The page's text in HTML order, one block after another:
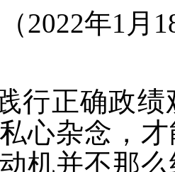
（2022年1月
行正确政
心杂念，
机并不那